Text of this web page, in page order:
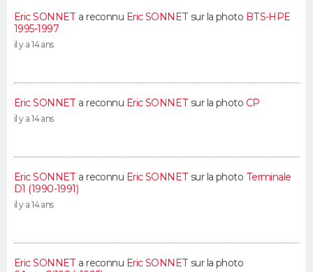
Eric SONNET a reconnu Eric SONNET sur la photo BTS-HPE
1995-1997
il y a 14 ans
Eric SONNET a reconnu Eric SONNET sur la photo CP
il y a 14 ans
Eric SONNET a reconnu Eric SONNET sur la photo Terminale
D1 (1990-1991)
il y a 14 ans
Eric SONNET a reconnu Eric SONNET sur la photo